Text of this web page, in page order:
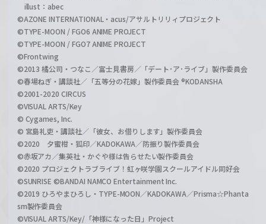
illust：abec
©AZONE INTERNATIONAL・acus/アサルトリリィプロジェクト
©TYPE-MOON / FGO6 ANIME PROJECT
©TYPE-MOON / FGO7 ANIME PROJECT
©Frontwing
©2013 橘公司・つなこ／富士見書房／「デート･ア･ライブ」製作委員会
©春場ねぎ・講談社／「五等分の花嫁」製作委員会 ®KODANSHA
©2001-2020 CIRCUS
©VISUAL ARTS/Key
© Cygames, Inc.
© 宮島礼吏・講談社／「彼女、お借りします」製作委員会
©2020 夕蜜柑・狐印／KADOKAWA／防振り製作委員会
©赤坂アカ／集英社・かぐや様は告らせたい製作委員会
©2020 プロジェクトラブライブ！虹ヶ咲学園スクールアイドル同好会
©SUNRISE ©BANDAI NAMCO Entertainment Inc.
©2019 ひろやまひろし・TYPE-MOON／KADOKAWA／Prisma☆Phanta
sm製作委員会
©VISUAL ARTS/Key/「神様になった日」Project